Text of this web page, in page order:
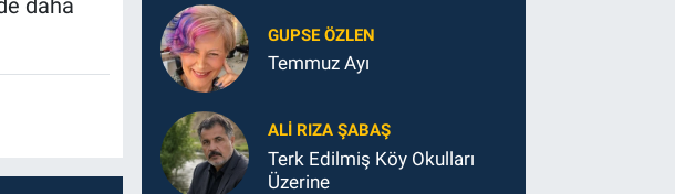
daha
GUPSE ÖZLEN
Temmuz Ayı
ALI RIZA ŞABAŞ
Terk Edilmiş Köy Okulları
Üzerine